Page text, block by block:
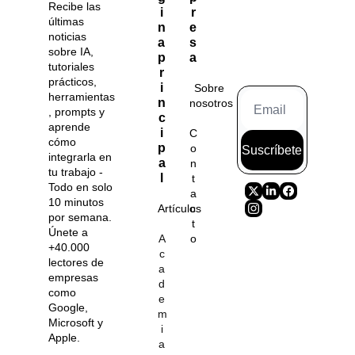
Recibe las
últimas
noticias
sobre IA,
tutoriales
prácticos,
herramientas
, prompts y
aprende
cómo
integrarla en
tu trabajo -
Todo en solo
10 minutos
por semana.
Únete a
+40.000
lectores de
empresas
como
Google,
Microsoft y
Apple.
i
n
a
p
r
i
n
c
i
p
a
Artículos
A
c
a
d
e
m
i
a
r
e
s
a
Sobre
nosotros
C
o
n
t
a
c
t
o
Suscríbete